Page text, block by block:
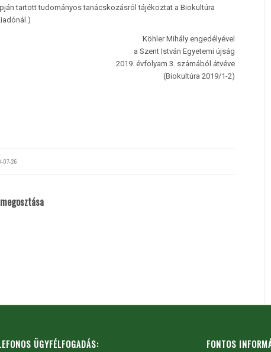
tartott tudományos tanácskozásról tájékoztat a Biokultúra
Köhler Mihály engedélyével
a Szent István Egyetemi újság
2019. évfolyam 3. számából átvéve
(Biokultúra 2019/1-2)
07-26
ÜGYFÉLFOGADÁS: FONTOS